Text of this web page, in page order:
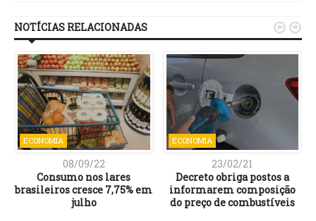
NOTÍCIAS RELACIONADAS
ECONOMIA
08/09/22
Consumo nos lares
brasileiros cresce 7,75% em
julho
ECONOMIA
23/02/21
Decreto obriga postos a
informarem composição
do preço de combustíveis
 